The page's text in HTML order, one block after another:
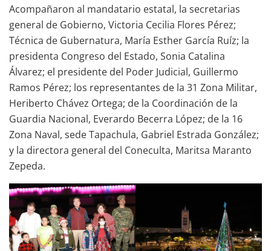
Acompañaron al mandatario estatal, la secretarias
general de Gobierno, Victoria Cecilia Flores Pérez;
Técnica de Gubernatura, María Esther García Ruíz; la
presidenta Congreso del Estado, Sonia Catalina
Álvarez; el presidente del Poder Judicial, Guillermo
Ramos Pérez; los representantes de la 31 Zona Militar,
Heriberto Chávez Ortega; de la Coordinación de la
Guardia Nacional, Everardo Becerra López; de la 16
Zona Naval, sede Tapachula, Gabriel Estrada González;
y la directora general del Coneculta, Maritsa Maranto
Zepeda.